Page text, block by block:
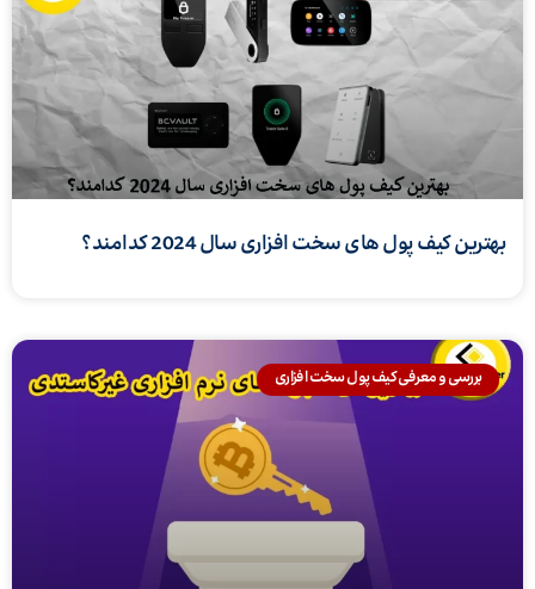
بهترین کیف پول های سخت افزاری سال 2024 کدامند؟
بررسی و معرفی کیف پول سخت افزاری